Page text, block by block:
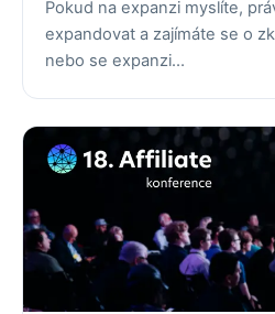
Pokud na expanzi myslíte,
expandovat a zajímáte se o
nebo se expanzi…